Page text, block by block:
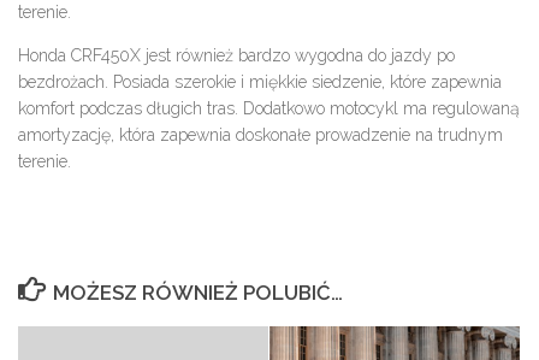
terenie.
Honda CRF450X jest również bardzo wygodna do jazdy po
bezdrożach. Posiada szerokie i miękkie siedzenie, które zapewnia
komfort podczas długich tras. Dodatkowo motocykl ma regulowaną
amortyzację, która zapewnia doskonałe prowadzenie na trudnym
terenie.
MOŻESZ RÓWNIEŻ POLUBIĆ…